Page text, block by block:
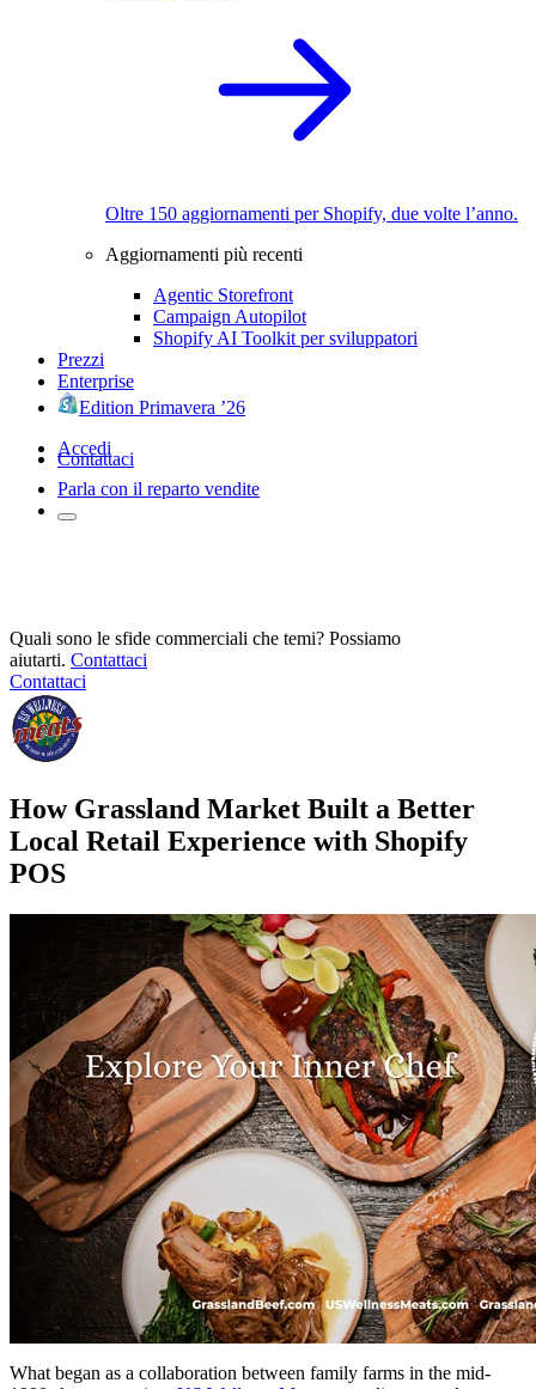
Oltre 150 aggiornamenti per Shopify, due volte l’anno.
Aggiornamenti più recenti
Agentic Storefront
Campaign Autopilot
Shopify AI Toolkit per sviluppatori
Prezzi
Enterprise
Edition Primavera ’26
Accedi
Contattaci
Parla con il reparto vendite
Quali sono le sfide commerciali che temi? Possiamo
aiutarti. Contattaci
Contattaci
How Grassland Market Built a Better
Local Retail Experience with Shopify
POS
What began as a collaboration between family farms in the mid-